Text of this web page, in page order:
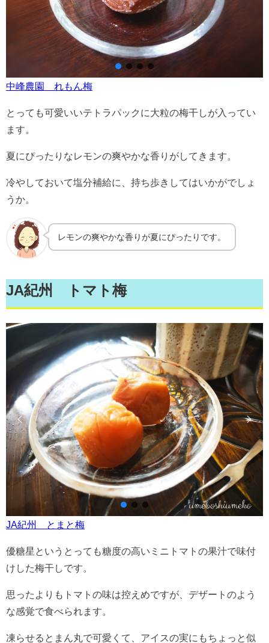
中峰農園 れもん梅
とっても可愛いいテトラパックに大粒の梅干しが入ってい
ます。
夏にぴったりなレモンの爽やかな香りがしてきます。
冷やしておいて塩分補給に、持ち歩きしてはいかがでしょ
うか。
レモンの爽やかな香りが夏にぴったりです。
JA紀州 トマト梅
JA紀州 とまと梅
優糖星というとっても糖度の高いミニトマトの果汁で味付
けした梅干しです。
思ったよりもトマトの味は控えめですが、デザートのよう
な感覚で食べられます。
凍らせるとまん丸で可愛くて、アイスの実にもちょっと似